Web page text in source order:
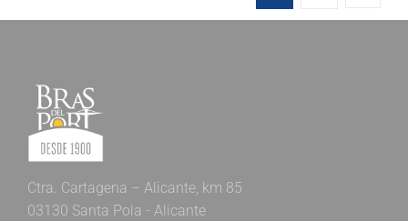
Ctra. Cartagena – Alicante, km 85
03130 Santa Pola - Alicante